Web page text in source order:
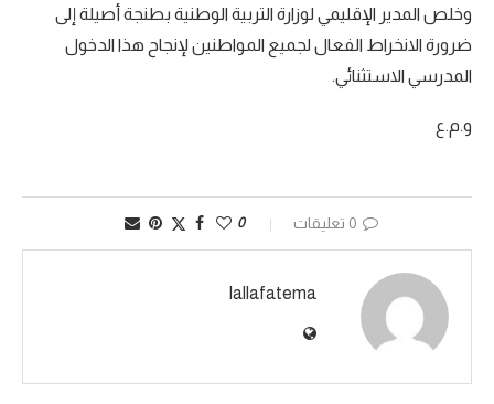
وخلص المدير الإقليمي لوزارة التربية الوطنية بطنجة أصيلة إلى
ضرورة الانخراط الفعال لجميع المواطنين لإنجاح هذا الدخول
المدرسي الاستثنائي.
و.م.ع
0 تعليقات 0
lallafatema